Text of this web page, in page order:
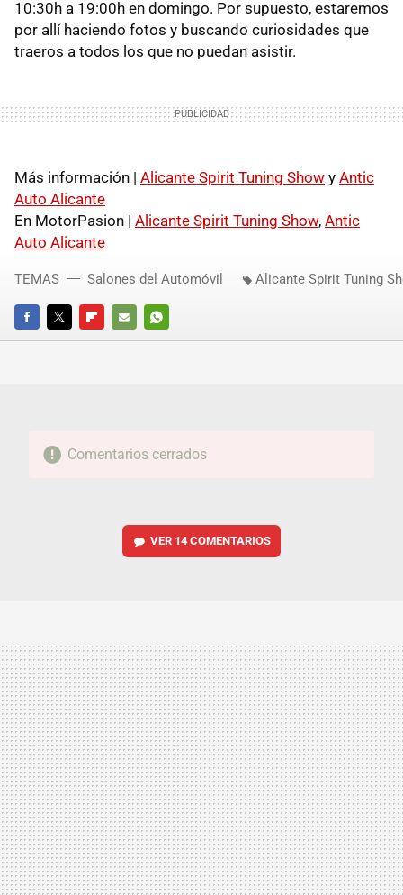
10:30h a 19:00h en domingo. Por supuesto, estaremos
por allí haciendo fotos y buscando curiosidades que
traeros a todos los que no puedan asistir.
Más información | Alicante Spirit Tuning Show y Antic
Auto Alicante
En MotorPasion | Alicante Spirit Tuning Show, Antic
Auto Alicante
FACEBOOKTWITTERFLIPBOARD
E-
WHATSAPP
TEMAS Salones del Automóvil Alicante Spirit Tuning
Comentarios cerrados
VER 14 COMENTARIOS